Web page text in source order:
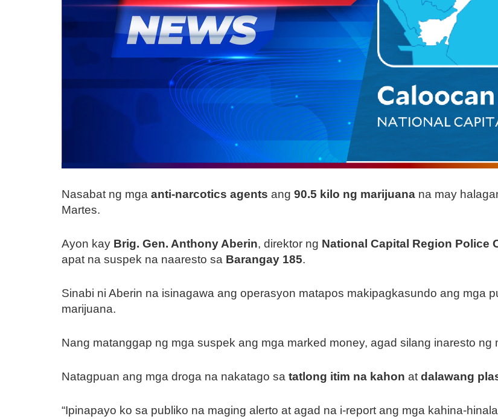
Nasabat ng mga anti-narcotics agents ang 90.5 kilo ng marijuana na may
Martes.
Ayon kay Brig. Gen. Anthony Aberin, direktor ng National Capital Region Police
apat na suspek na naaresto sa Barangay 185.
Sinabi ni Aberin na isinagawa ang operasyon matapos makipagkasundo ang mga
marijuana.
Nang matanggap ng mga suspek ang mga marked money, agad silang inaresto ng
Natagpuan ang mga droga na nakatago sa tatlong itim na kahon at dalawang
“Ipinapayo ko sa publiko na maging alerto at agad na i-report ang mga kahina-